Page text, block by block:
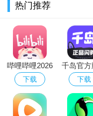
流广告，观影体验纯净流
名冲突导致安装失败。若
先”，并关闭“后台耗电保
应用内升级提示，以免恢
受区域限制，如无法加载
去广告涉及代码注入，偶
存即可解决。请勿登录非
承担任何账号安全及资金
热门推荐
哔哩哔哩2026
无广告版app
下载
千岛官
载安装最
本
下载